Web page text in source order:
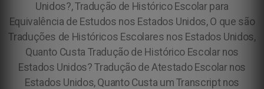
Unidos?, Tradução de Histórico Escolar para
Equivalência de Estudos nos Estados Unidos, O que são
Traduções de Históricos Escolares nos Estados Unidos,
Quanto Custa Tradução de Histórico Escolar nos
Estados Unidos? Tradução de Atestado Escolar nos
Estados Unidos, Quanto Custa um Transcript nos